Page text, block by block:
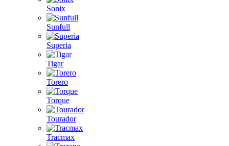
Sonix
Sunfull
Superia
Tigar
Torero
Torque
Tourador
Tracmax